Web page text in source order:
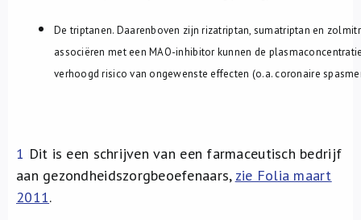
De triptanen. Daarenboven zijn rizatriptan, sumatriptan en
associëren met een MAO-inhibitor kunnen de
verhoogd risico van ongewenste effecten (o.a. coronaire
1 Dit is een schrijven van een farmaceutisch bedrijf
aan gezondheidszorgbeoefenaars, zie Folia maart
2011.